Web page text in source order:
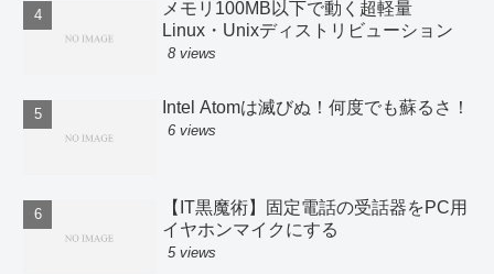
メモリ100MB以下で動く超軽量
Linux・Unixディストリビューション
8 views
Intel Atomは滅びぬ！何度でも蘇るさ！
6 views
【IT黒魔術】固定電話の受話器をPC用
イヤホンマイクにする
5 views